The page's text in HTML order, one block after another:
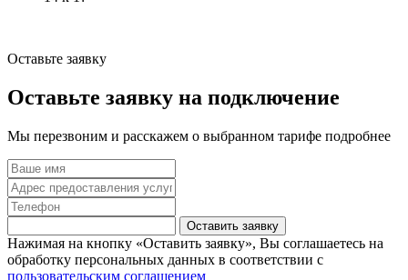
Оставьте заявку
Оставьте заявку на подключение
Мы перезвоним и расскажем о выбранном тарифе подробнее
Оставить заявку
Нажимая на кнопку «Оставить заявку», Вы соглашаетесь на
обработку персональных данных в соответствии с
пользовательским соглашением